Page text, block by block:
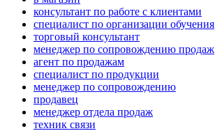
консультант по работе с клиентами
специалист по организации обучения
торговый консультант
менеджер по сопровождению продаж
агент по продажам
специалист по продукции
менеджер по сопровождению
продавец
менеджер отдела продаж
техник связи